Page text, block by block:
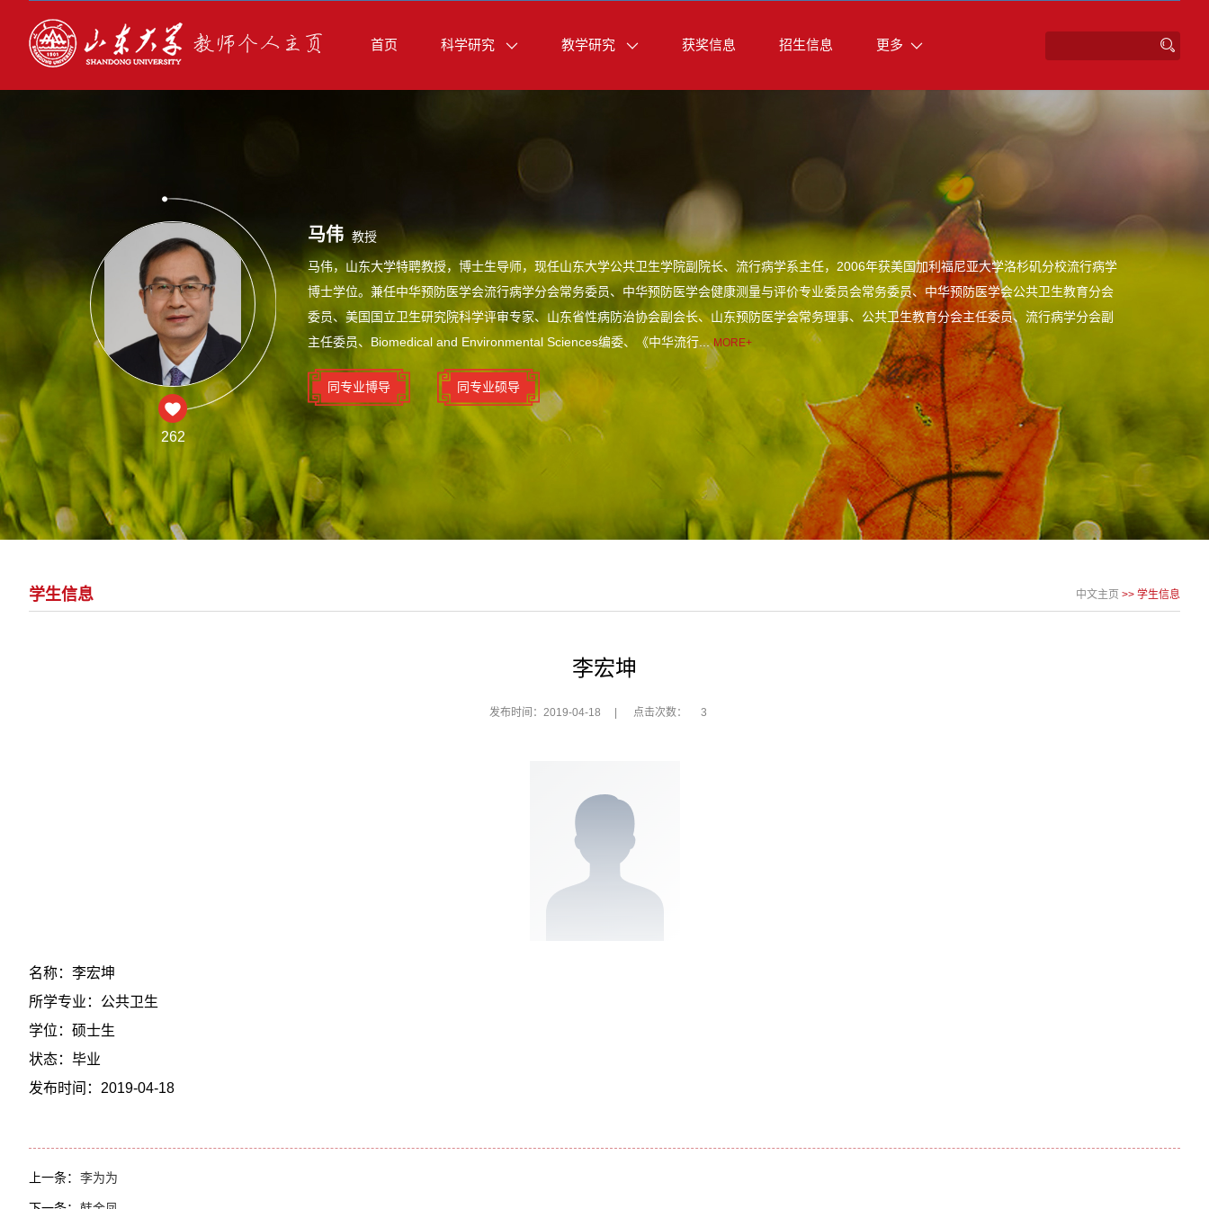
首页 科学研究 教学研究 获奖信息 招生信息 更多
262
马伟 教授
马伟，山东大学特聘教授，博士生导师，现任山东大学公共卫生学院副院长、流行病学系主任，2006年获美国加利福尼亚大学洛杉矶分校流行病学
博士学位。兼任中华预防医学会流行病学分会常务委员、中华预防医学会健康测量与评价专业委员会常务委员、中华预防医学会公共卫生教育分会
委员、美国国立卫生研究院科学评审专家、山东省性病防治协会副会长、山东预防医学会常务理事、公共卫生教育分会主任委员、流行病学分会副
主任委员、Biomedical and Environmental Sciences编委、《中华流行...MORE+
同专业博导 同专业硕导
学生信息 中文主页 >> 学生信息
李宏坤
发布时间：2019-04-18 点击次数： 3
名称：李宏坤
所学专业：公共卫生
学位：硕士生
状态：毕业
发布时间：2019-04-18
上一条： 李为为